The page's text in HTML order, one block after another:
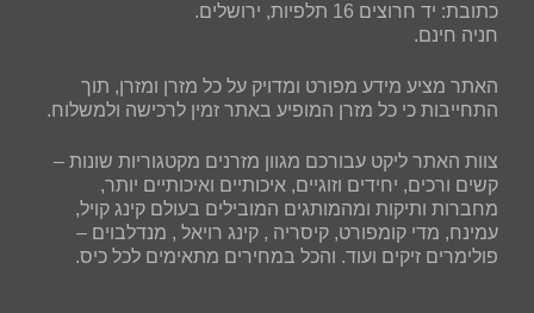
כתובת: יד חרוצים 16 תלפיות, ירושלים.
חניה חינם.
האתר מציע מידע מפורט ומדויק על כל מזרן ומזרן, תוך
התחייבות כי כל מזרן המופיע באתר זמין לרכישה ולמשלוח.
צוות האתר ליקט עבורכם מגוון מזרנים מקטגוריות שונות –
קשים ורכים, יחידים וזוגיים, איכותיים ואיכותיים יותר,
מחברות ותיקות ומהמותגים המובילים בעולם קינג קויל,
עמינח, מדי קומפורט, קיסריה , קינג רויאל , מנדלבוים –
פולימרים זיקים ועוד. והכל במחירים מתאימים לכל כיס.